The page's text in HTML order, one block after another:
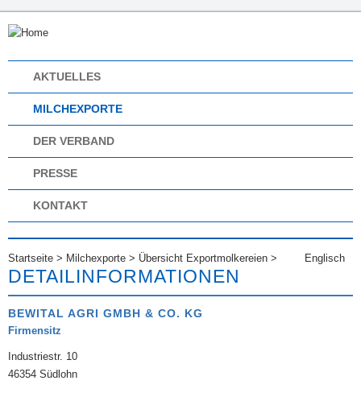
AKTUELLES
MILCHEXPORTE
DER VERBAND
PRESSE
KONTAKT
Startseite > Milchexporte > Übersicht Exportmolkereien > Englisch
DETAILINFORMATIONEN
BEWITAL AGRI GMBH & CO. KG
Firmensitz
Industriestr. 10
46354 Südlohn